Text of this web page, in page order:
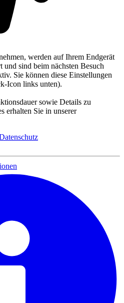
werden auf Ihrem Endgerät
und sind beim nächsten Besuch
Sie können diese Einstellungen
Icon links unten).
sowie Details zu
erhalten Sie in unserer